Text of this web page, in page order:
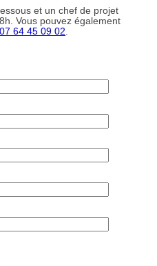
et un chef de projet
Vous pouvez également
07 64 45 09 02.